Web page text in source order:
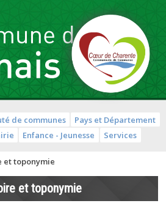
de communes
Pays et Département
Enfance - Jeunesse Services
et toponymie
et toponymie